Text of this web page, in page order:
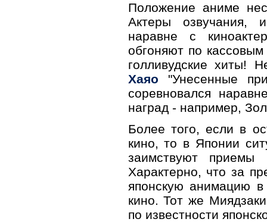
Положение аниме
Актеры озвучания,
наравне с
обгоняют по
голливудские хиты!
Хаяо "Унесенные
соревновался
наград - например,
Более того, если в
кино, то в Японии
заимствуют
Характерно, что за
японскую анимацию
кино. Тот же
по известности